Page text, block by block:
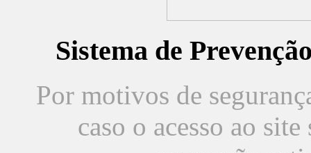
Sistema de
Por motivos de
caso o acesso ao